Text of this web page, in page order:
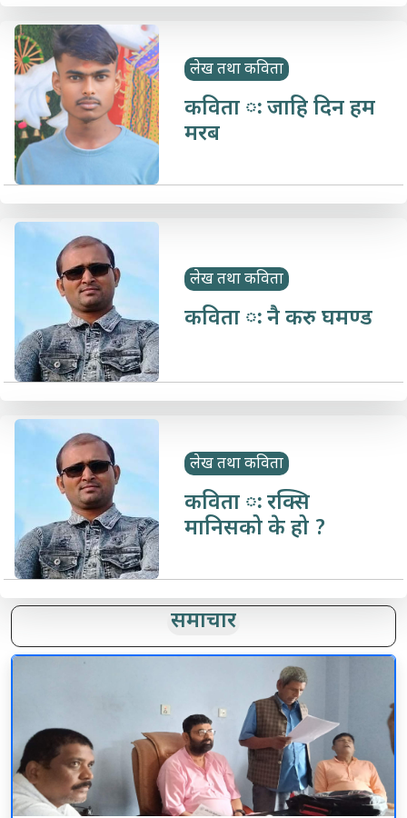
लेख तथा कविता
कविता ः जाहि दिन हम
मरब
लेख तथा कविता
कविता ः नै करु घमण्ड
लेख तथा कविता
कविता ः रक्सि
मानिसको के हो ?
समाचार